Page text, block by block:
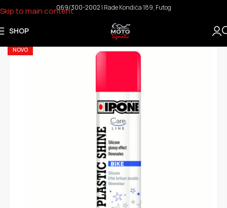
Skip to main content069/300-2002 I Rade Kondića 189, Futog
SHOP
NOVO